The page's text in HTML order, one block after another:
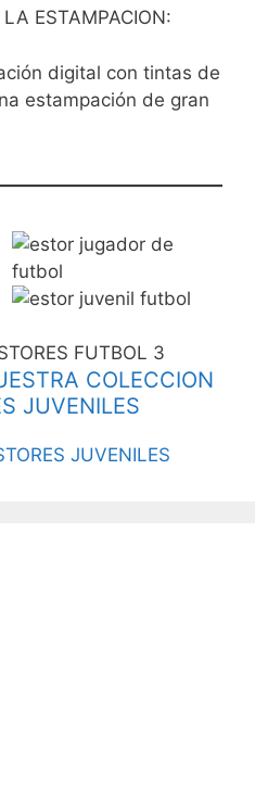
ESTAMPACION:
digital con tintas de
estampación de gran
COLECCION
JUVENILES